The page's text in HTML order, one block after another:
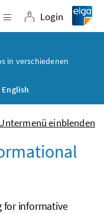
Navigation
Login
Login
in verschiedenen
einblenden
for informative